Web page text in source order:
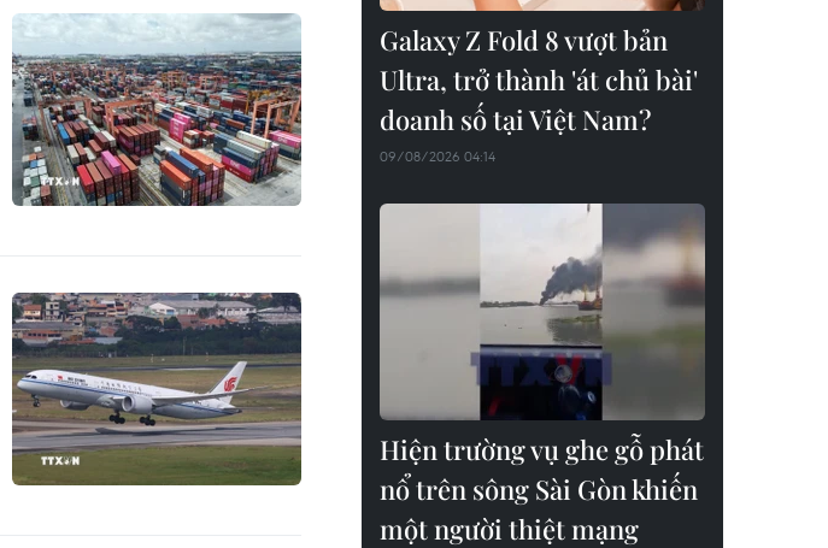
Galaxy Z Fold 8 vượt bản
Ultra, trở thành 'át chủ bài'
doanh số tại Việt Nam?
09/08/2026 04:14
Hiện trường vụ ghe gỗ phát
nổ trên sông Sài Gòn khiến
một người thiệt mạng